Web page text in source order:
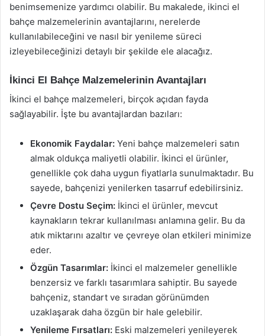
benimsemenize yardımcı olabilir. Bu makalede, ikinci el
bahçe malzemelerinin avantajlarını, nerelerde
kullanılabileceğini ve nasıl bir yenileme süreci
izleyebileceğinizi detaylı bir şekilde ele alacağız.
İkinci El Bahçe Malzemelerinin Avantajları
İkinci el bahçe malzemeleri, birçok açıdan fayda
sağlayabilir. İşte bu avantajlardan bazıları:
Ekonomik Faydalar: Yeni bahçe malzemeleri satın
almak oldukça maliyetli olabilir. İkinci el ürünler,
genellikle çok daha uygun fiyatlarla sunulmaktadır. Bu
sayede, bahçenizi yenilerken tasarruf edebilirsiniz.
Çevre Dostu Seçim: İkinci el ürünler, mevcut
kaynakların tekrar kullanılması anlamına gelir. Bu da
atık miktarını azaltır ve çevreye olan etkileri minimize
eder.
Özgün Tasarımlar: İkinci el malzemeler genellikle
benzersiz ve farklı tasarımlara sahiptir. Bu sayede
bahçeniz, standart ve sıradan görünümden
uzaklaşarak daha özgün bir hale gelebilir.
Yenileme Fırsatları: Eski malzemeleri yenileyerek